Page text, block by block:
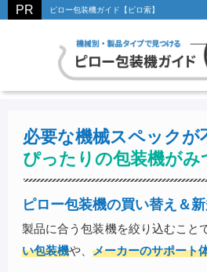
ピロー包装機ガイド【ピロ索】
必要な機械スペックが
ぴったりの包装機がみ
ピロー包装機の買い替え＆
製品に合う包装機を絞り込むこと
い包装機や、 メーカーのサポート